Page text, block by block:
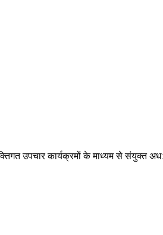
उपचार कार्यक्रमों के माध्यम से संयुक्त